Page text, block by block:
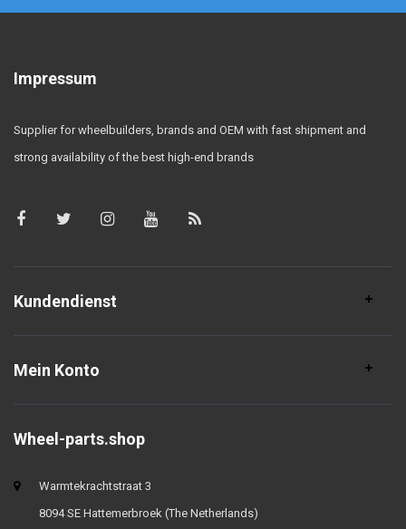
Impressum
Supplier for wheelbuilders, brands and OEM with fast shipment and
strong availability of the best high-end brands
Kundendienst
Mein Konto
Wheel-parts.shop
Warmtekrachtstraat 3
8094 SE Hattemerbroek (The Netherlands)